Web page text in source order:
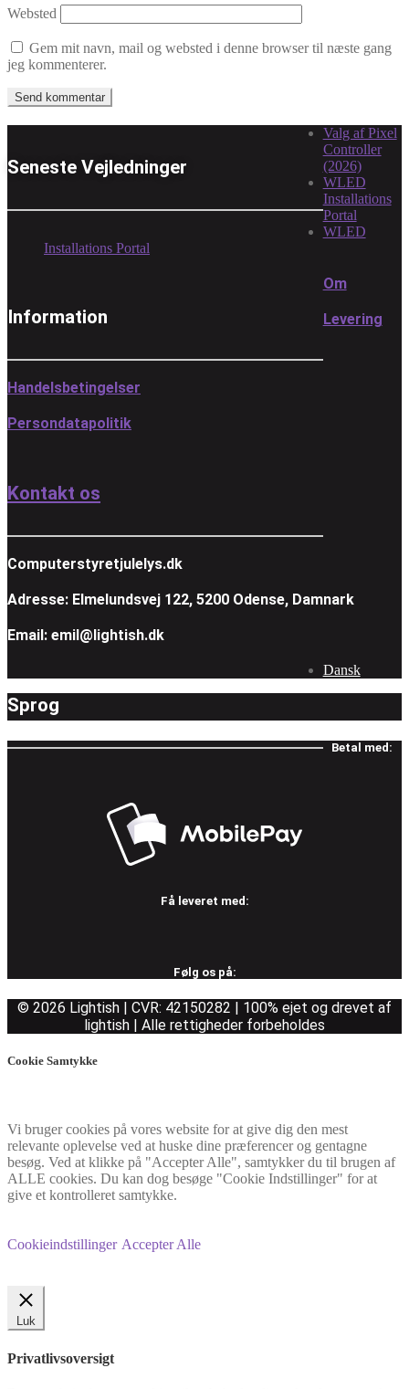
Websted
Gem mit navn, mail og websted i denne browser til næste gang
jeg kommenterer.
Seneste Vejledninger
Valg af Pixel
Controller
(2026)
WLED
Installations
Portal
WLED
Installations Portal
Information
Om
Levering
Handelsbetingelser
Persondatapolitik
Kontakt os
Computerstyretjulelys.dk
Adresse: Elmelundsvej 122, 5200 Odense, Damnark
Email: emil@lightish.dk
Sprog
Dansk
Betal med:
Få leveret med:
Følg os på:
© 2026 Lightish | CVR: 42150282 | 100% ejet og drevet af
lightish | Alle rettigheder forbeholdes
Cookie Samtykke
Vi bruger cookies på vores website for at give dig den mest
relevante oplevelse ved at huske dine præferencer og gentagne
besøg. Ved at klikke på "Accepter Alle", samtykker du til brugen af
ALLE cookies. Du kan dog besøge "Cookie Indstillinger" for at
give et kontrolleret samtykke.
Cookieindstillinger Accepter Alle
Luk
Privatlivsoversigt